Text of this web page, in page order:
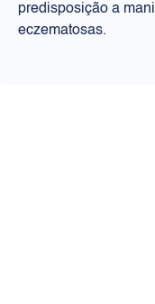
predisposição a
eczematosas.